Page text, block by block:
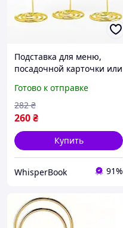
Подставка для меню,
посадочной карточки или
Leeseph 6шт золотые
длина 30 мм D8
Готово к отправке
260₴
282 ₴
Купить
WhisperBook 91%